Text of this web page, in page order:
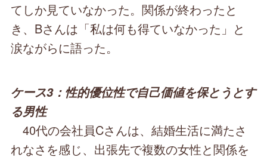
てしか見ていなかった。関係が終わったと
き、Bさんは「私は何も得ていなかった」と
涙ながらに語った。
ケース3：性的優位性で自己価値を保とうとす
る男性
40代の会社員Cさんは、結婚生活に満たさ
れなさを感じ、出張先で複数の女性と関係を